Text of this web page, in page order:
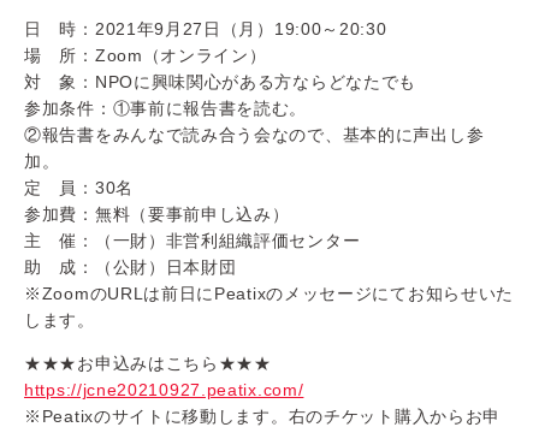
日 時：2021年9月27日（月）19:00～20:30
場 所：Zoom（オンライン）
対 象：NPOに興味関心がある方ならどなたでも
参加条件：①事前に報告書を読む。
②報告書をみんなで読み合う会なので、基本的に声出し参
加。
定 員：30名
参加費：無料（要事前申し込み）
主 催：（一財）非営利組織評価センター
助 成：（公財）日本財団
※ZoomのURLは前日にPeatixのメッセージにてお知らせいた
します。
★★★お申込みはこちら★★★
https://jcne20210927.peatix.com/
※Peatixのサイトに移動します。右のチケット購入からお申